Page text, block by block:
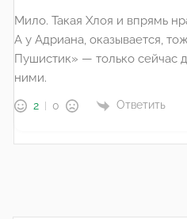
Мило. Такая Хлоя и впрямь
А у Адриана, оказывается,
Пушистик» — только сейчас
ними.
2 0 Ответить